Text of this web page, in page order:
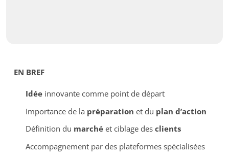
EN BREF
Idéeinnovante comme point de départ
Importance de la préparation et du plan d’action
Définition du marchéet ciblage des clients
Accompagnement par des plateformes spécialisées